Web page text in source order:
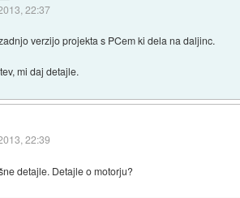
22:37
verzijo projekta s PCem ki dela na daljinc.
mi daj detajle.
22:39
detajle. Detajle o motorju?